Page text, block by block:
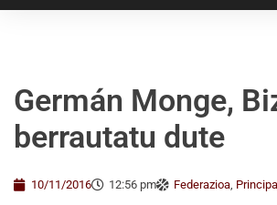
Germán Monge,
berrautatu dute
10/11/2016 12:56 pm Federazioa,